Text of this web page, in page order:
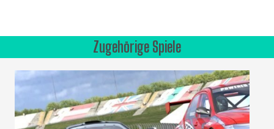
Zugehörige Spiele